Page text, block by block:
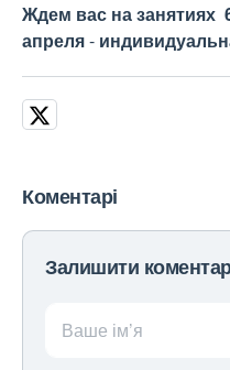
Ждем вас на занятиях
апреля-
Коментарі
Залишити
Ваше ім’я